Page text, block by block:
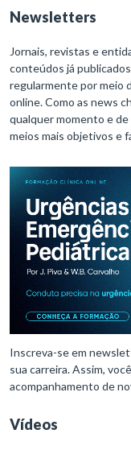
Newsletters
Jornais, revistas e
conteúdos já
regularmente por meio
online. Como as news
qualquer momento e
meios mais objetivos e
Inscreva-se em
sua carreira. Assim,
acompanhamento de
Vídeos